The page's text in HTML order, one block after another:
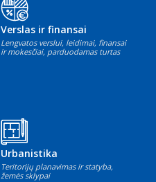
Verslas ir finansai
Lengvatos verslui, leidimai, finansai
ir mokesčiai, parduodamas turtas
Urbanistika
Teritorijų planavimas ir statyba,
žemės sklypai